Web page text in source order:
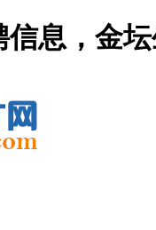
息，金